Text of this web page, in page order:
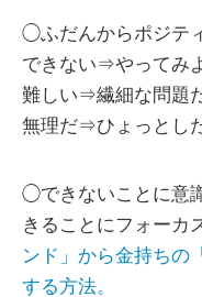
◯ふだんからポジテ
できない⇒やってみ
難しい⇒繊細な問題
無理だ⇒ひょっとし
◯できないことに意
きることにフォーカ
ンド」から金持ちの
する方法。